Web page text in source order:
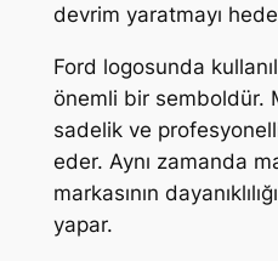
devrim yaratmayı
Ford logosunda
önemli bir semboldür.
sadelik ve
eder. Aynı zamanda
markasının
yapar.